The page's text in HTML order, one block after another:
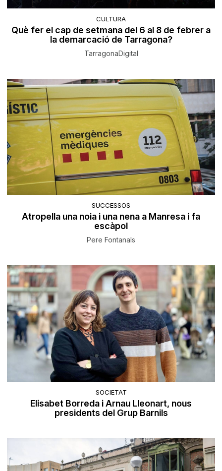
CULTURA
Què fer el cap de setmana del 6 al 8 de febrer a
la demarcació de Tarragona?
TarragonaDigital
SUCCESSOS
Atropella una noia i una nena a Manresa i fa
escàpol
Pere Fontanals
SOCIETAT
Elisabet Borreda i Arnau Lleonart, nous
presidents del Grup Barnils